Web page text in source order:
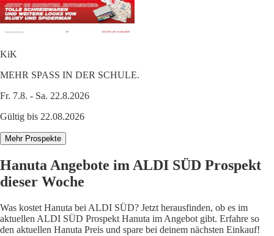
KiK
MEHR SPASS IN DER SCHULE.
Fr. 7.8. - Sa. 22.8.2026
Gültig bis 22.08.2026
Mehr Prospekte
Hanuta Angebote im ALDI SÜD Prospekt
dieser Woche
Was kostet Hanuta bei ALDI SÜD? Jetzt herausfinden, ob es im
aktuellen ALDI SÜD Prospekt Hanuta im Angebot gibt. Erfahre so
den aktuellen Hanuta Preis und spare bei deinem nächsten Einkauf!